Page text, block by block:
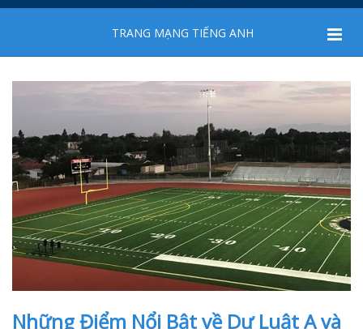
TRANG MẠNG TIẾNG ANH
Những Điểm Nổi Bật về Dự Luật A và